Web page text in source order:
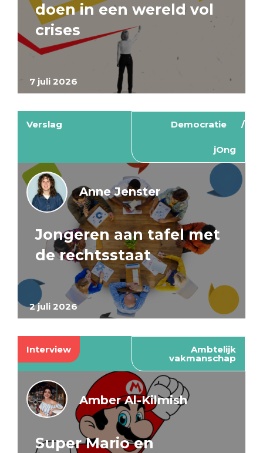
7 juli 2026
doen in een wereld vol
crises
Verslag Democratie
jOng
2 juli 2026
Anne Jenster
Jongeren aan tafel met
de rechtsstaat
Interview Ambtelijk
vakmanschap
Amber Al-Kilmish
Super Mario en